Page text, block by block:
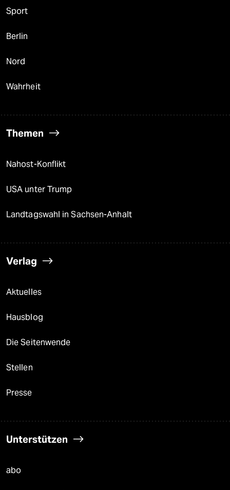
Sport
Berlin
Nord
Wahrheit
Themen
Nahost-Konflikt
USA unter Trump
Landtagswahl in Sachsen-Anhalt
Verlag
Aktuelles
Hausblog
Die Seitenwende
Stellen
Presse
Unterstützen
abo